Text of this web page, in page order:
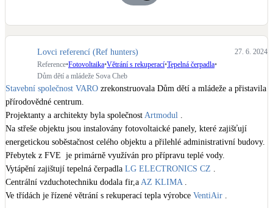
Rekonstrukce
Kotle
Hlavní zdroje vytápění
Bateriové úložiště
Pouze velké BESS
Novostavby
Lovci referencí (Ref hunters)
27. 6. 2024
Reference•Fotovoltaika•Větrání s rekuperací•Tepelná čerpadla•
Dům dětí a mládeže Sova Cheb
Stavební společnost VARO zrekonstruovala Dům dětí a mládeže a přistavila
přírodovědné centrum.
Projektanty a architekty byla společnost Artmodul
Na střeše objektu jsou instalovány fotovoltaické panely, které zajišťují
energetickou soběstačnost celého objektu a přilehlé administrativní budovy.
Přebytek z FVE  je primárně využíván pro přípravu teplé vody.
Vytápění zajištují tepelná čerpadla LG ELECTRONICS CZ
Centrální vzduchotechniku dodala fir,a AZ KLIMA
Ve třídách je řízené větrání s rekuperací tepla výrobce VentiAir